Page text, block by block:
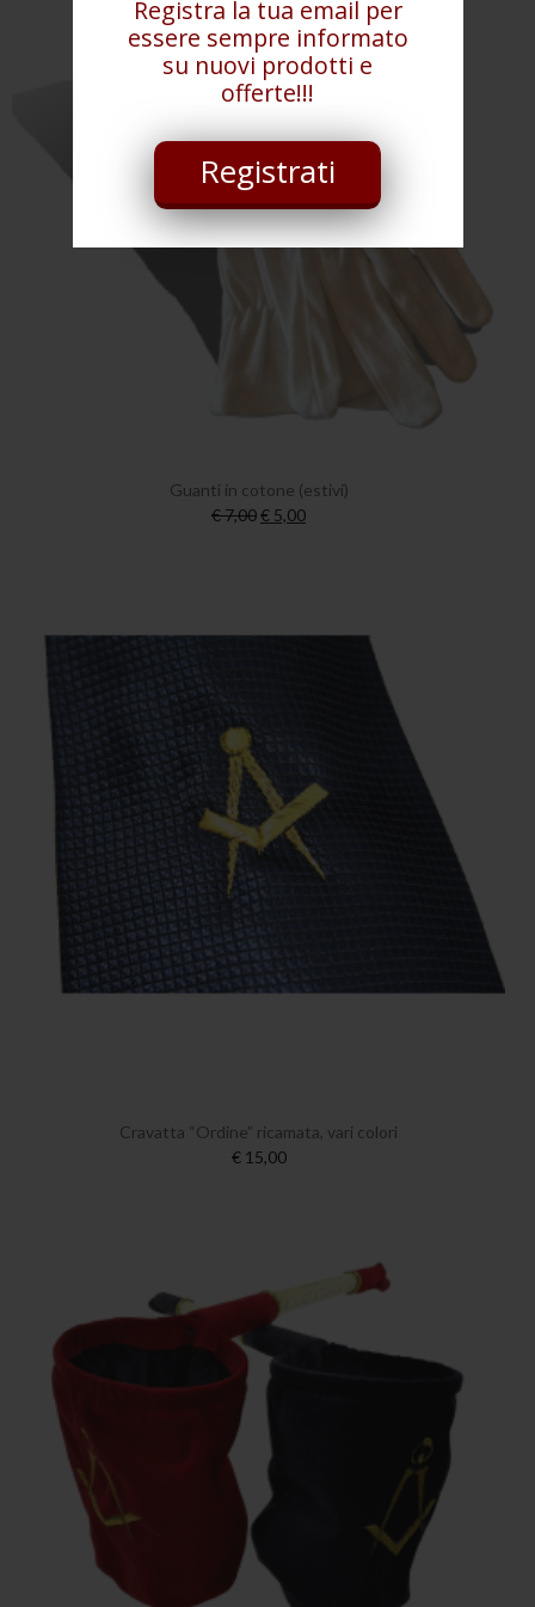
Registra la tua email per
essere sempre informato
su nuovi prodotti e
offerte!!!
Registrati
Guanti in cotone (estivi)
€ 7,00€ 5,00
Cravatta “Ordine” ricamata, vari colori
€ 15,00